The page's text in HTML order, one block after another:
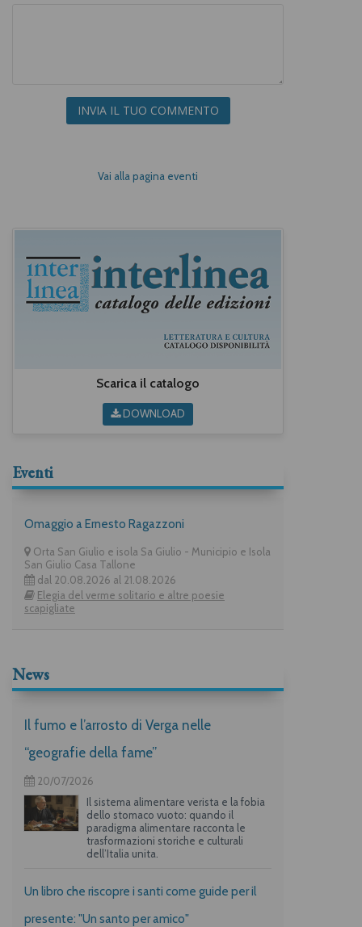
INVIA IL TUO COMMENTO
Vai alla pagina eventi
Scarica il catalogo
DOWNLOAD
Eventi
Omaggio a Ernesto Ragazzoni
Orta San Giulio e isola Sa Giulio - Municipio e Isola
San Giulio Casa Tallone
dal 20.08.2026 al 21.08.2026
Elegia del verme solitario e altre poesie
scapigliate
News
Il fumo e l’arrosto di Verga nelle
“geografie della fame”
20/07/2026
Il sistema alimentare verista e la fobia
dello stomaco vuoto: quando il
paradigma alimentare racconta le
trasformazioni storiche e culturali
dell’Italia unita.
Un libro che riscopre i santi come guide per il
presente: "Un santo per amico"